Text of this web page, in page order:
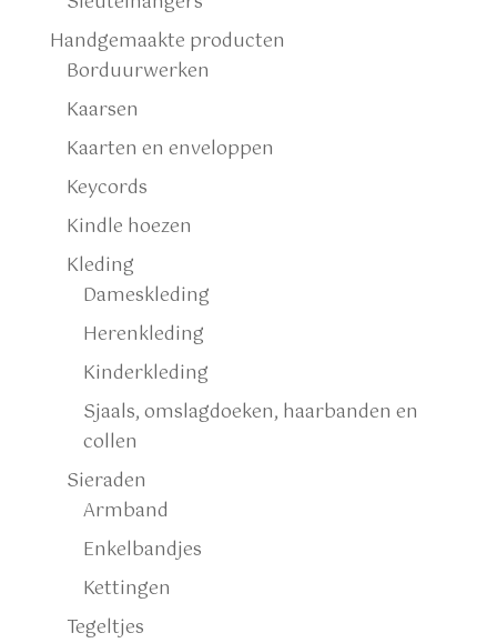
Handgemaakte producten
Borduurwerken
Kaarsen
Kaarten en enveloppen
Keycords
Kindle hoezen
Kleding
Dameskleding
Herenkleding
Kinderkleding
Sjaals, omslagdoeken, haarbanden en
collen
Sieraden
Armband
Enkelbandjes
Kettingen
Tegeltjes